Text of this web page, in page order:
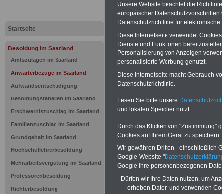
Startseite
Besoldung im Saarland
Amtszulagen im Saarland
Anwärterbezüge im Saarland
Aufwandsentschädigung
Besoldungstabellen im Saarland
Erschwerniszuschlag im Saarland
Familienzuschlag im Saarland
Grundgehalt im Saarland
Hochschullehrerbesoldung
Mehrarbeitsvergütung im Saarland
Professorenbesoldung
Richterbesoldung
mind.3.000 und 13.000
hierzu eine Broschüre
des Gesetzentwurfs der
Quartal.2026 >>>
zur
Saarland
BEHÖRDEN-ABOmit 3 Ratgebern
22,50 Euro: Wissenswertes für
(Bund/Länder) sowie Beihilferecht
Ländern. Alle 3 Ratgeber sind
Unsere Website beachtet die
europäischer
Datenschutzrichtlinie für
Diese Internetseite verwendet
Dienste und Funktionen
Personalisierung von Anzeigen
personalisierte Werbung genutzt.
Diese Internetseite macht Gebrauch
Datenschutzrichtlinie.
Lesen Sie bitte unsere
und lokalen Speicher nutzt.
Durch das Klicken von "Zustimmung"
Cookies auf Ihrem Gerät zu speichern.
Wir gewähren Dritten - einschließlich
Google-Website "
Google ihre personenbezogenen
Dürfen wir Ihre Daten nutzen, um
erheben Daten und verwenden